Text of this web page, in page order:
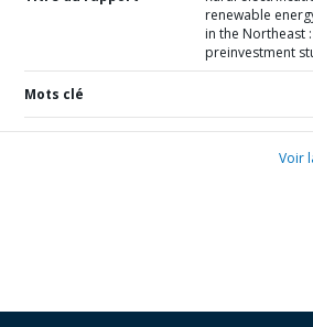
renewable
in the Northeast
preinvestment
Mots clé
Voir